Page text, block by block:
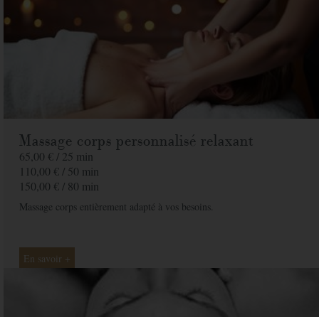
Massage corps personnalisé relaxant
65,00 € / 25 min
110,00 € / 50 min
150,00 € / 80 min
Massage corps entièrement adapté à vos besoins.
En savoir +